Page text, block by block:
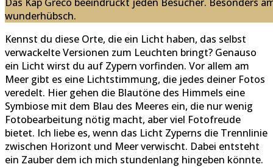
wunderhübsch.
Kennst du diese Orte, die ein Licht haben, das selbst
verwackelte Versionen zum Leuchten bringt? Genauso
ein Licht wirst du auf Zypern vorfinden. Vor allem am
Meer gibt es eine Lichtstimmung, die jedes deiner Fotos
veredelt. Hier gehen die Blautöne des Himmels eine
Symbiose mit dem Blau des Meeres ein, die nur wenig
Fotobearbeitung nötig macht, aber viel Fotofreude
bietet. Ich liebe es, wenn das Licht Zyperns die Trennlinie
zwischen Horizont und Meer verwischt. Dabei entsteht
ein Zauber dem ich mich stundenlang hingeben könnte.